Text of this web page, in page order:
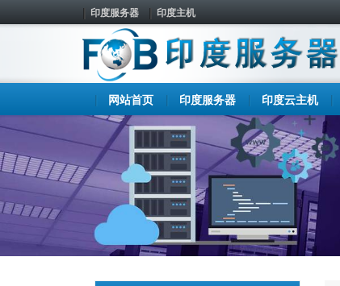
印度服务器 印度主机
网站首页 印度服务器 印度云主机